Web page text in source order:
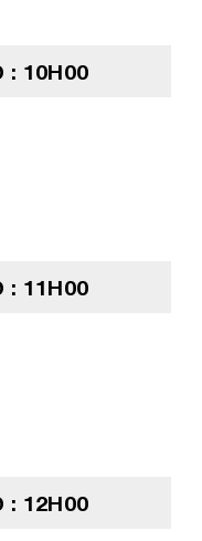
: 10H00
: 11H00
: 12H00